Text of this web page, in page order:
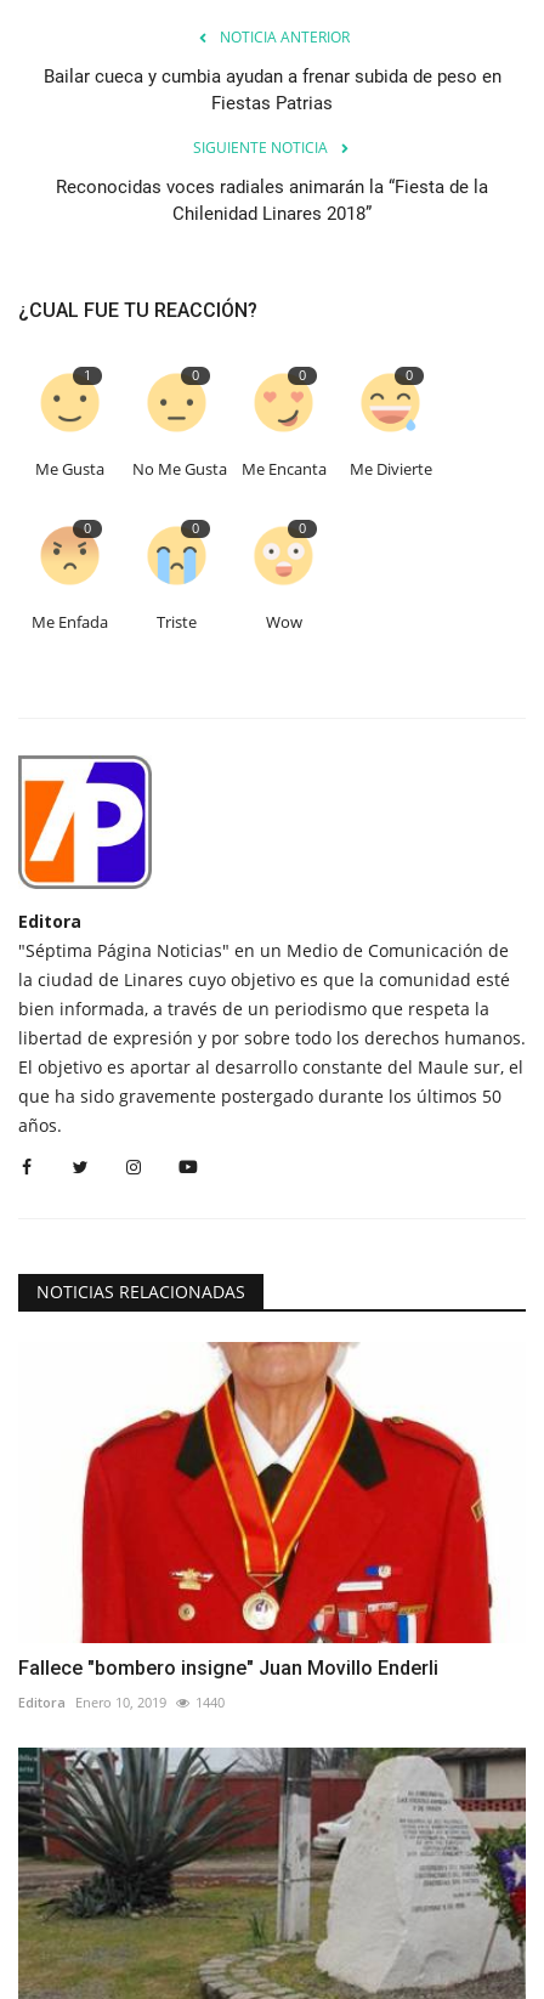
NOTICIA ANTERIOR
Bailar cueca y cumbia ayudan a frenar subida de peso en
Fiestas Patrias
SIGUIENTE NOTICIA
Reconocidas voces radiales animarán la “Fiesta de la
Chilenidad Linares 2018”
¿CUAL FUE TU REACCIÓN?
1
Me Gusta
0
No Me Gusta
0
Me Encanta
0
Me Divierte
0
Me Enfada
0
Triste
0
Wow
Editora
"Séptima Página Noticias" en un Medio de Comunicación de
la ciudad de Linares cuyo objetivo es que la comunidad esté
bien informada, a través de un periodismo que respeta la
libertad de expresión y por sobre todo los derechos humanos.
El objetivo es aportar al desarrollo constante del Maule sur, el
que ha sido gravemente postergado durante los últimos 50
años.
NOTICIAS RELACIONADAS
Fallece "bombero insigne" Juan Movillo Enderli
Editora Enero 10, 2019 1440